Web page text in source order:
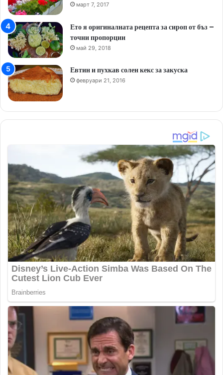
март 7, 2017
Ето я оригиналната рецепта за сироп от бъз –
точни пропорции
май 29, 2018
Евтин и пухкав солен кекс за закуска
февруари 21, 2016